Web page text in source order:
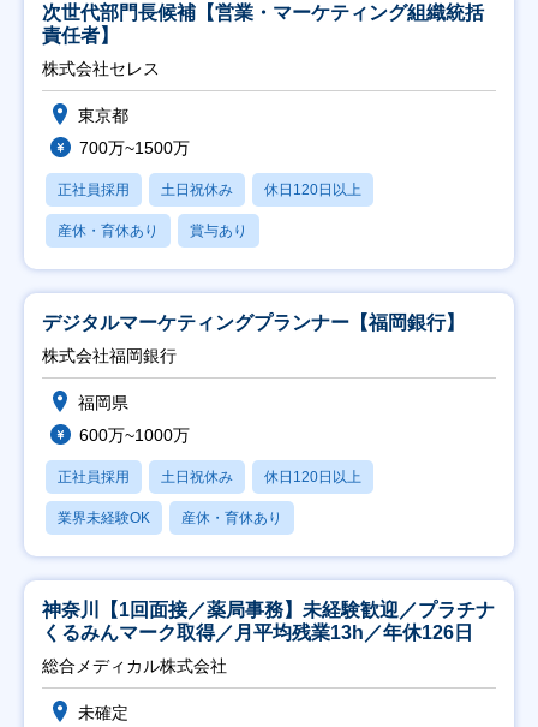
次世代部門長候補【営業・マーケティング組織統括
責任者】
株式会社セレス
東京都
700万~1500万
正社員採用 土日祝休み 休日120日以上
産休・育休あり 賞与あり
デジタルマーケティングプランナー【福岡銀行】
株式会社福岡銀行
福岡県
600万~1000万
正社員採用 土日祝休み 休日120日以上
業界未経験OK 産休・育休あり
神奈川【1回面接／薬局事務】未経験歓迎／プラチナ
くるみんマーク取得／月平均残業13h／年休126日
総合メディカル株式会社
未確定